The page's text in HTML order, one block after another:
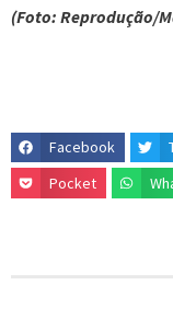
(Foto: Reprodução/
Facebook
Pocket